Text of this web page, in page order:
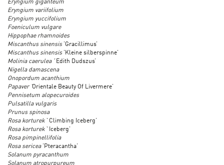
Eryngium giganteum
Eryngium variifolium
Eryngium yuccifolium
Foeniculum vulgare
Hippophae rhamnoides
Miscanthus sinensis ’Gracillimus’
Miscanthus sinensis ’Kleine silberspinne’
Molinia caerulea
´Edith Dudszus’
Nigella damascena
Onopordum acanthium
Papaver ’ Orientale Beauty Of Livermere’
Pennisetum alopecuroides
Pulsatilla vulgaris
Prunus spinosa
Rosa korturek
`Climbing Iceberg’
Rosa korturek
`Iceberg’
Rosa pimpinellifolia
Rosa sericea’Pteracantha’
Solanum pyracanthum
Solanum atropurpureum